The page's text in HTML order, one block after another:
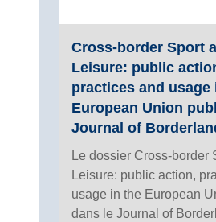
Cross-border Sport
Leisure: public
practices and usage
European Union
Journal of
Le dossier Cross-border
Leisure: public action,
usage in the European
dans le Journal of